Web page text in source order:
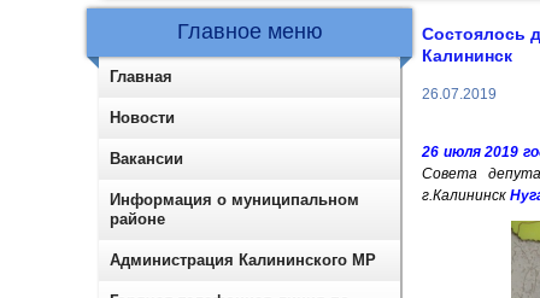
Состоялось
Калининск
26.07.2019
26 июля 2019
Совета
г.Калининск
Главное меню
Главная
Новости
Вакансии
Информация о муниципальном
районе
Администрация Калининского МР